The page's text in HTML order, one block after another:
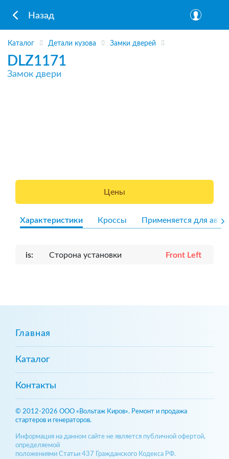
Назад
Каталог Детали кузова Замки дверей
DLZ1171
Замок двери
Цены
Характеристики Кроссы Применяется для авто
is: Сторона установки Front Left
Главная
Каталог
Контакты
© 2012-2026 ООО «Вольтаж Киров». Ремонт и продажа
стартеров и генераторов.
Информация на данном сайте не является публичной офертой,
определяемой
положениями Статьи 437 Гражданского Кодекса РФ.